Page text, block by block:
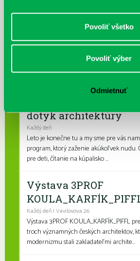
Povoliť všetko
Povoliť výber
Odmietnuť
Prečítané leto v
Každý deň |Furdekova 1,Turnianska 10,
Prečítané leto je celoslovenský projekt,
letnými aktivitami a zábavou. Na našich
pobočkách si knihovní...
dotyk architektúry
Každý deň
Leto je konečne tu a my sme pre vás
program, ktorý zaženie akúkoľvek nudu.
pre deti, čítanie na kúpalisko ...
Výstava 3PROF
Každý deň | Vavilovova 26
Výstava 3PROF KOULA_KARFÍK_PIFFL
troch významných českých architektov,
modernizmu stali zakladateľmi archite...